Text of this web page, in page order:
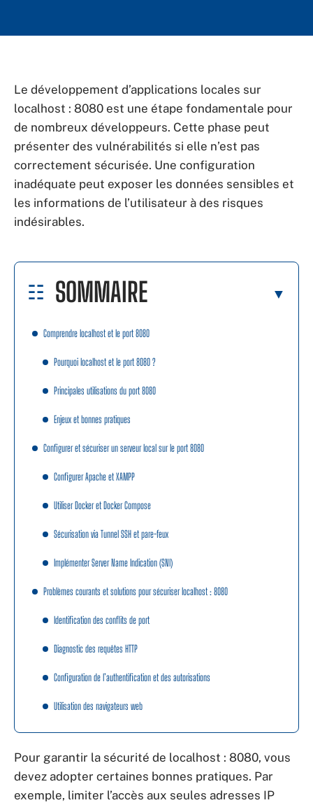
Le développement d’applications locales sur
localhost : 8080 est une étape fondamentale pour
de nombreux développeurs. Cette phase peut
présenter des vulnérabilités si elle n’est pas
correctement sécurisée. Une configuration
inadéquate peut exposer les données sensibles et
les informations de l’utilisateur à des risques
indésirables.
SOMMAIRE
Comprendre localhost et le port 8080
Pourquoi localhost et le port 8080 ?
Principales utilisations du port 8080
Enjeux et bonnes pratiques
Configurer et sécuriser un serveur local sur le port 8080
Configurer Apache et XAMPP
Utiliser Docker et Docker Compose
Sécurisation via Tunnel SSH et pare-feux
Implémenter Server Name Indication (SNI)
Problèmes courants et solutions pour sécuriser localhost : 8080
Identification des conflits de port
Diagnostic des requêtes HTTP
Configuration de l’authentification et des autorisations
Utilisation des navigateurs web
Pour garantir la sécurité de localhost : 8080, vous
devez adopter certaines bonnes pratiques. Par
exemple, limiter l’accès aux seules adresses IP